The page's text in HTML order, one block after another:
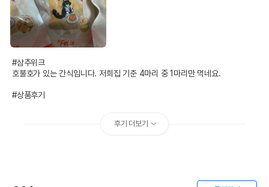
#삼추위크
호불호가 있는 간식입니다. 저희집 기준 4마리 중 1마리만 먹네요.
#상품후기
후기 더보기